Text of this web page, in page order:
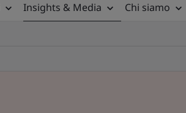
Insights & Media
Chi siamo